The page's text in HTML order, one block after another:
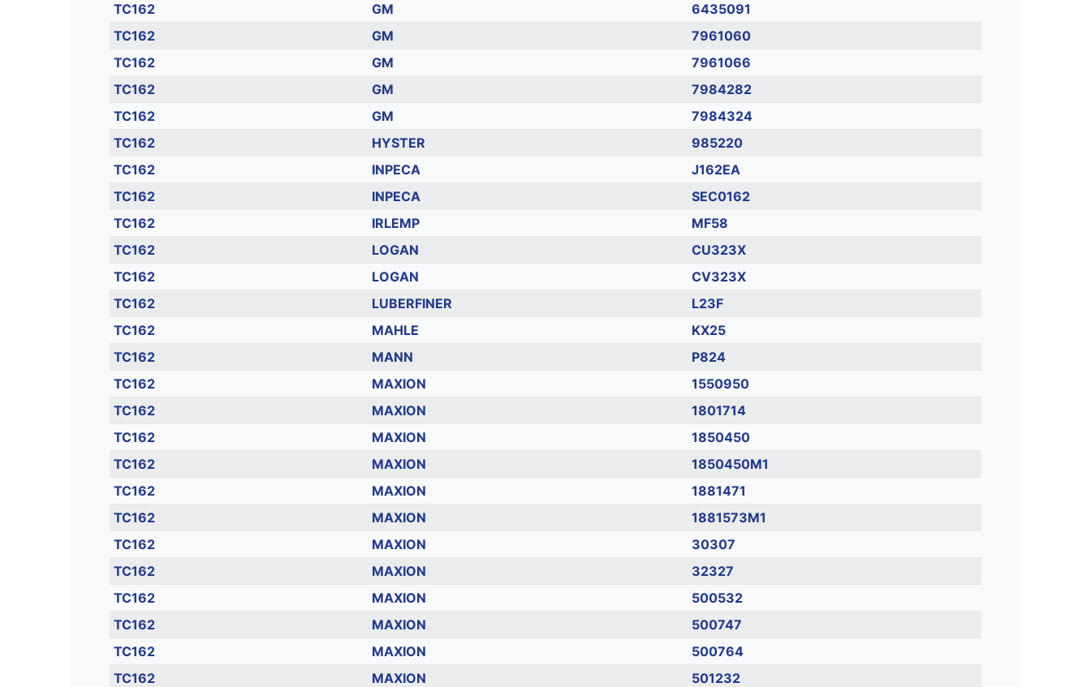
TC162
GM
6435091
TC162
GM
7961060
TC162
GM
7961066
TC162
GM
7984282
TC162
GM
7984324
TC162
HYSTER
985220
TC162
INPECA
J162EA
TC162
INPECA
SEC0162
TC162
IRLEMP
MF58
TC162
LOGAN
CU323X
TC162
LOGAN
CV323X
TC162
LUBERFINER
L23F
TC162
MAHLE
KX25
TC162
MANN
P824
TC162
MAXION
1550950
TC162
MAXION
1801714
TC162
MAXION
1850450
TC162
MAXION
1850450M1
TC162
MAXION
1881471
TC162
MAXION
1881573M1
TC162
MAXION
30307
TC162
MAXION
32327
TC162
MAXION
500532
TC162
MAXION
500747
TC162
MAXION
500764
TC162
MAXION
501232